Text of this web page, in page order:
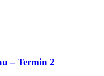
– Termin 2